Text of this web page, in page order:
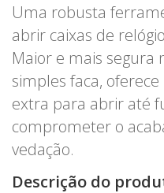
Uma robusta
abrir caixas de
Maior e mais segura
simples faca,
extra para abrir até
comprometer o
vedação.
Descrição do